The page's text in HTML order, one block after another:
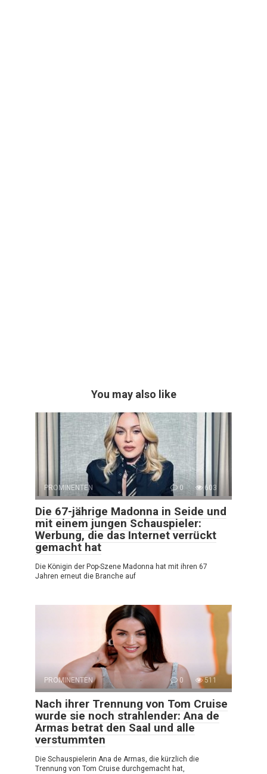
You may also like
PROMINENTEN 0 603
Die 67-jährige Madonna in Seide und
mit einem jungen Schauspieler:
Werbung, die das Internet verrückt
gemacht hat
Die Königin der Pop-Szene Madonna hat mit ihren 67
Jahren erneut die Branche auf
PROMINENTEN 0 511
Nach ihrer Trennung von Tom Cruise
wurde sie noch strahlender: Ana de
Armas betrat den Saal und alle
verstummten
Die Schauspielerin Ana de Armas, die kürzlich die
Trennung von Tom Cruise durchgemacht hat,